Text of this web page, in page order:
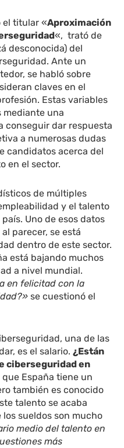
el titular «Aproximación
«, trató de
desconocida) del
Ante un
se habló sobre
claves en el
Estas variables
mediante una
conseguir dar respuesta
a numerosas dudas
candidatos acerca del
en el sector.
de múltiples
y el talento
Uno de esos datos
parecer, se está
dentro de este sector.
está bajando muchos
a nivel mundial.
en felicitad con la
se cuestionó el
una de las
es el salario.¿Están
ciberseguridad en
España tiene un
también es conocido
talento se acaba
sueldos son mucho
medio del talento en
más